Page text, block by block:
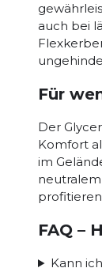
auch bei
Für
Der
Komfort
im
FAQ –
Kann